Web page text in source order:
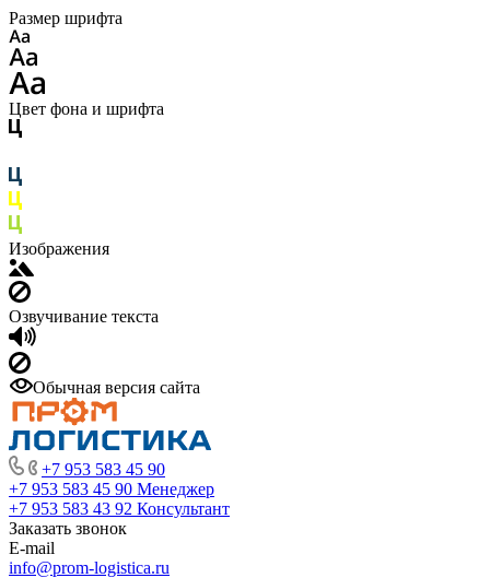
Размер шрифта
Цвет фона и шрифта
Изображения
Озвучивание текста
Обычная версия сайта
+7 953 583 45 90
+7 953 583 45 90 Менеджер
+7 953 583 43 92 Консультант
Заказать звонок
E-mail
info@prom-logistica.ru